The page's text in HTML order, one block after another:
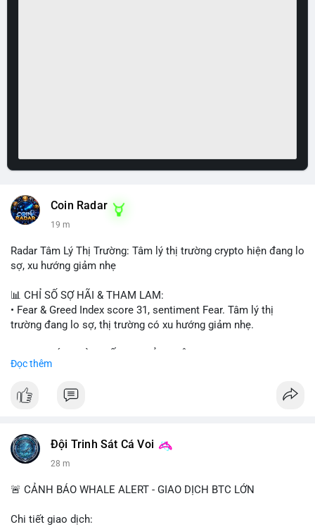
Coin Radar
19 m
Radar Tâm Lý Thị Trường: Tâm lý thị trường crypto hiện đang lo
sợ, xu hướng giảm nhẹ
📊 CHỈ SỐ SỢ HÃI & THAM LAM:
• Fear & Greed Index score 31, sentiment Fear. Tâm lý thị
trường đang lo sợ, thị trường có xu hướng giảm nhẹ.
• CoinGecko trending coins: Tutorial, Pudgy Penguins, IoTeX,
• LunarCrush trending topics: Ethereum, Solana, Dogecoin,
crypto interest.
• Telegram CoinTelegraph: xAI release, Cloudflare Kitesurf, EU
• Binance announcements: Apple/IBM dividend via bStocks,
Đọc thêm
Đội Trinh Sát Cá Voi
28 m
🚨 CẢNH BÁO WHALE ALERT - GIAO DỊCH BTC LỚN
Chi tiết giao dịch: